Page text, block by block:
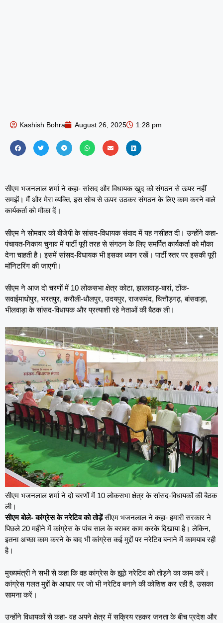
Kashish Bohra August 26, 2025 1:28 pm
सीएम भजनलाल शर्मा ने कहा- सांसद और विधायक खुद को संगठन से ऊपर नहीं
समझें। मैं और मेरा व्यक्ति, इस सोच से ऊपर उठकर संगठन के लिए काम करने वाले
कार्यकर्ता को मौका दें।
सीएम ने सोमवार को बीजेपी के सांसद-विधायक संवाद में यह नसीहत दी। उन्होंने कहा-
पंचायत-निकाय चुनाव में पार्टी पूरी तरह से संगठन के लिए समर्पित कार्यकर्ता को मौका
देना चाहती है। इसमें सांसद-विधायक भी इसका ध्यान रखें। पार्टी स्तर पर इसकी पूरी
मॉनिटरिंग की जाएगी।
सीएम ने आज दो चरणों में 10 लोकसभा क्षेत्र कोटा, झालावाड़-बारां, टोंक-
सवाईमाधोपुर, भरतपुर, करौली-धौलपुर, उदयपुर, राजसमंद, चित्तौड़गढ़, बांसवाड़ा,
भीलवाड़ा के सांसद-विधायक और प्रत्याशी रहे नेताओं की बैठक ली।
सीएम भजनलाल शर्मा ने दो चरणों में 10 लोकसभा क्षेत्र के सांसद-विधायकों की बैठक
ली।
सीएम बोले- कांग्रेस के नरेटिव को तोड़ेंसीएम भजनलाल ने कहा- हमारी सरकार ने
पिछले 20 महीने में कांग्रेस के पांच साल के बराबर काम करके दिखाया है। लेकिन,
इतना अच्छा काम करने के बाद भी कांग्रेस कई मुद्दों पर नरेटिव बनाने में कामयाब रही
है।
मुख्यमंत्री ने सभी से कहा कि वह कांग्रेस के झूठे नरेटिव को तोड़ने का काम करें।
कांग्रेस गलत मुद्दों के आधार पर जो भी नरेटिव बनाने की कोशिश कर रही है, उसका
सामना करें।
उन्होंने विधायकों से कहा- वह अपने क्षेत्र में सक्रिय रहकर जनता के बीच प्रदेश और